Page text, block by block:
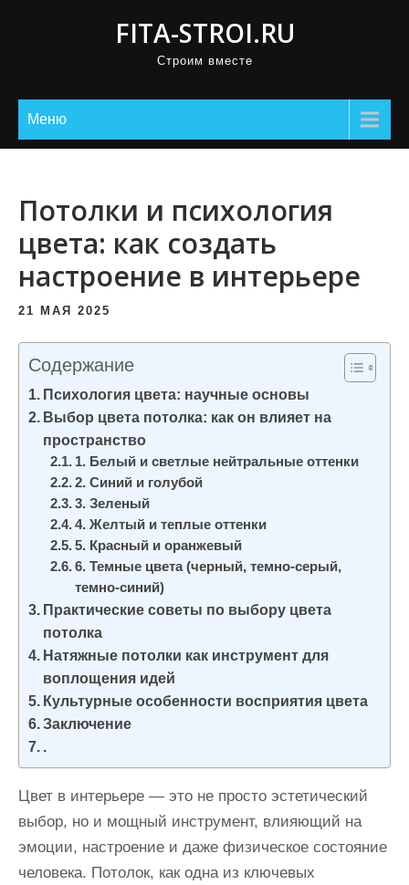
FITA-STROI.RU
Строим вместе
Меню
Потолки и психология
цвета: как создать
настроение в интерьере
21 МАЯ 2025
Содержание
Психология цвета: научные основы
Выбор цвета потолка: как он влияет на
пространство
1. Белый и светлые нейтральные оттенки
2. Синий и голубой
3. Зеленый
4. Желтый и теплые оттенки
5. Красный и оранжевый
6. Темные цвета (черный, темно-серый,
темно-синий)
Практические советы по выбору цвета
потолка
Натяжные потолки как инструмент для
воплощения идей
Культурные особенности восприятия цвета
Заключение
.
Цвет в интерьере — это не просто эстетический
выбор, но и мощный инструмент, влияющий на
эмоции, настроение и даже физическое состояние
человека. Потолок, как одна из ключевых